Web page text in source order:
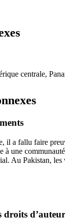
centrale,
il a fallu faire
à une
Au Pakistan,
d’auteur